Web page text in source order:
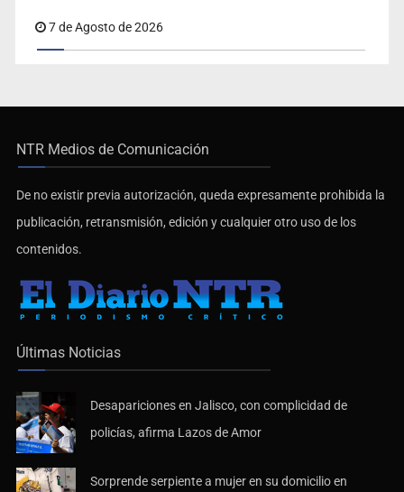
7 de Agosto de 2026
NTR Medios de Comunicación
De no existir previa autorización, queda expresamente prohibida la
publicación, retransmisión, edición y cualquier otro uso de los
contenidos.
Últimas Noticias
Desapariciones en Jalisco, con complicidad de
policías, afirma Lazos de Amor
Sorprende serpiente a mujer en su domicilio en